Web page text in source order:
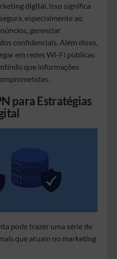
digital, isso significa
especialmente ao
gerenciar
confidenciais. Além disso,
em redes Wi-Fi públicas
que informações
para Estratégias
pode trazer uma série de
que atuam no marketing